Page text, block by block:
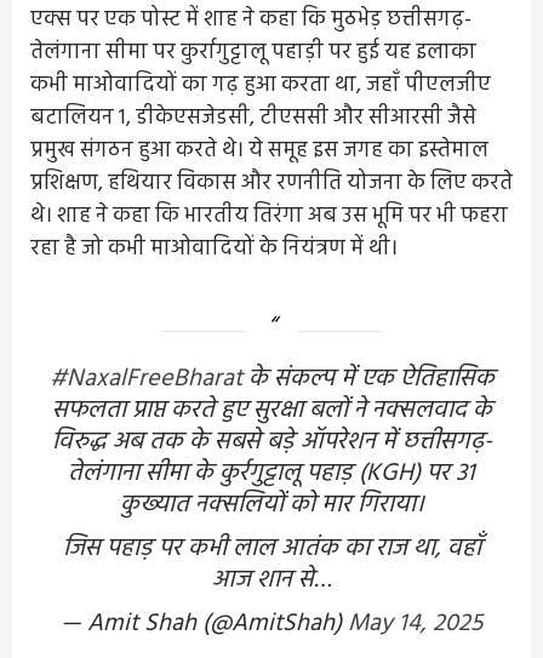
एक्स पर एक पोस्ट में शाह ने कहा कि मुठभेड़ छत्तीसगढ़-
तेलंगाना सीमा पर कुर्रागुट्टालू पहाड़ी पर हुई यह इलाका
कभी माओवादियों का गढ़ हुआ करता था, जहाँ पीएलजीए
बटालियन 1, डीकेएसजेडसी, टीएससी और सीआरसी जैसे
प्रमुख संगठन हुआ करते थे। ये समूह इस जगह का इस्तेमाल
प्रशिक्षण, हथियार विकास और रणनीति योजना के लिए करते
थे। शाह ने कहा कि भारतीय तिरंगा अब उस भूमि पर भी फहरा
रहा है जो कभी माओवादियों के नियंत्रण में थी।
#NaxalFreeBharatके संकल्प में एक ऐतिहासिक
सफलता प्राप्त करते हुए सुरक्षा बलों ने नक्सलवाद के
विरुद्ध अब तक के सबसे बड़े ऑपरेशन में छत्तीसगढ़-
तेलंगाना सीमा के कुर्रगुट्टालू पहाड़ (KGH) पर 31
कुख्यात नक्सलियों को मार गिराया।
जिस पहाड़ पर कभी लाल आतंक का राज था, वहाँ
आज शान से…
— Amit Shah (@AmitShah)May 14, 2025